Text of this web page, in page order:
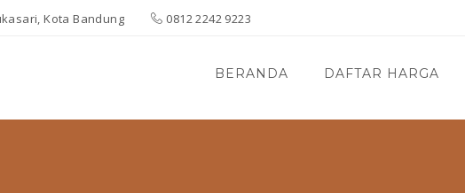
Kota Bandung 0812 2242 9223
BERANDA DAFTAR HARGA